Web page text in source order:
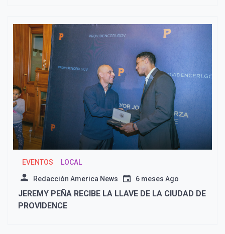
PROPIEDAD HISTÓRICA
EVENTOS LOCAL
Redacción America News 6 meses Ago
JEREMY PEÑA RECIBE LA LLAVE DE LA CIUDAD DE
PROVIDENCE